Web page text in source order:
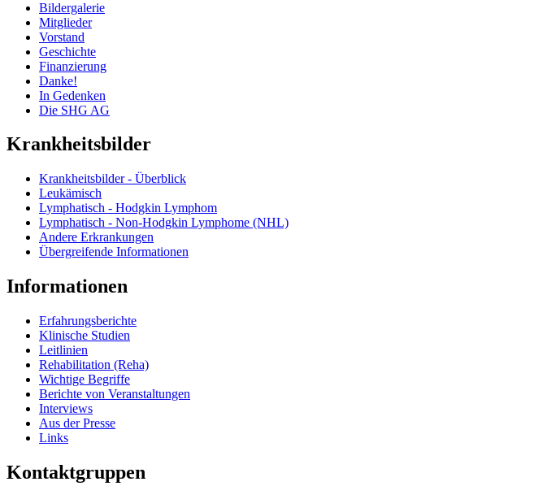
Bildergalerie
Mitglieder
Vorstand
Geschichte
Finanzierung
Danke!
In Gedenken
Die SHG AG
Krankheitsbilder
Krankheitsbilder - Überblick
Leukämisch
Lymphatisch - Hodgkin Lymphom
Lymphatisch - Non-Hodgkin Lymphome (NHL)
Andere Erkrankungen
Übergreifende Informationen
Informationen
Erfahrungsberichte
Klinische Studien
Leitlinien
Rehabilitation (Reha)
Wichtige Begriffe
Berichte von Veranstaltungen
Interviews
Aus der Presse
Links
Kontaktgruppen